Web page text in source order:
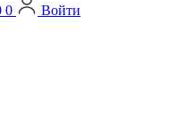
0
Войти